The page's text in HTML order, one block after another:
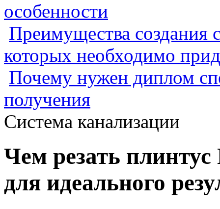
особенности
Преимущества создания
которых необходимо
Почему нужен диплом
получения
Система канализации
Чем резать
для идеального